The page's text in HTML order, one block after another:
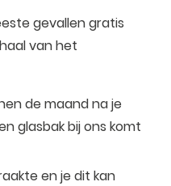
gevallen gratis
van het
de maand na je
glasbak bij ons komt
en je dit kan